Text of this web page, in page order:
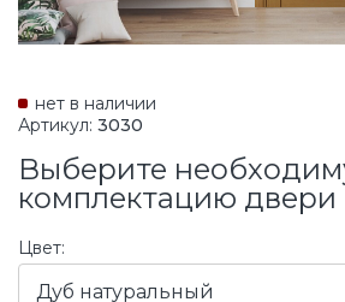
нет в наличии
Артикул: 3030
Выберите
комплектацию двери
Цвет:
Дуб натуральный